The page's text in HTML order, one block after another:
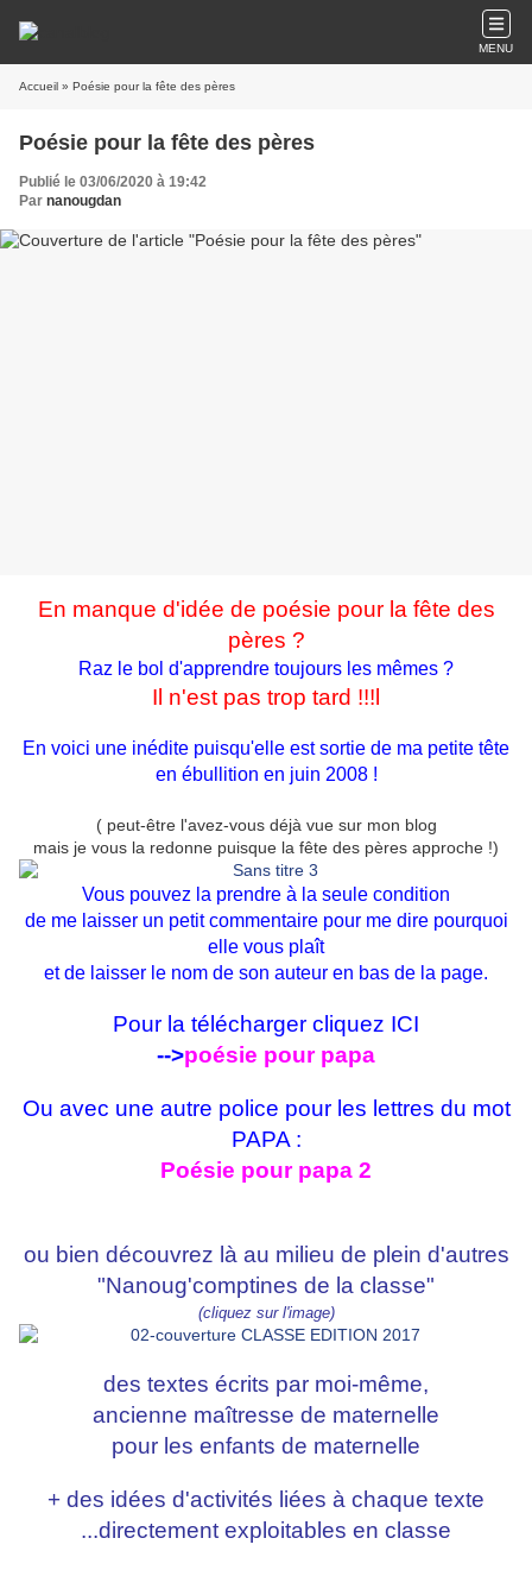
MENU
Accueil » Poésie pour la fête des pères
Poésie pour la fête des pères
Publié le 03/06/2020 à 19:42
Par nanougdan
En manque d'idée de poésie pour la fête des
pères ?
Raz le bol d'apprendre toujours les mêmes ?
Il n'est pas trop tard !!!
En voici une inédite puisqu'elle est sortie de ma petite tête
en ébullition en juin 2008 !
( peut-être l'avez-vous déjà vue sur mon blog
mais je vous la redonne puisque la fête des pères approche !)
Vous pouvez la prendre à la seule condition
de me laisser un petit commentaire pour me dire pourquoi
elle vous plaît
et de laisser le nom de son auteur en bas de la page.
Pour la télécharger cliquez ICI
-->poésie pour papa
Ou avec une autre police pour les lettres du mot
PAPA :
Poésie pour papa 2
ou bien découvrez là au milieu de plein d'autres
"Nanoug'comptines de la classe"
(cliquez sur l'image)
des textes écrits par moi-même,
ancienne maîtresse de maternelle
pour les enfants de maternelle
+ des idées d'activités liées à chaque texte
...directement exploitables en classe